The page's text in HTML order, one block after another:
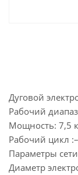
Дуговой
Рабочий
Мощность: 7,5
Рабочий цикл
Параметры
Диаметр